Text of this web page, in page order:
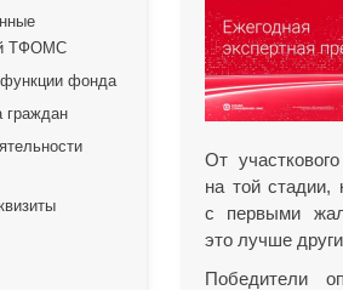
ТФОМС
фонда
граждан
От
на той стадии,
с первыми
это лучше
Победители